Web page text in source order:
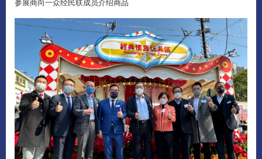
参展商向一众经民联成员介绍商品